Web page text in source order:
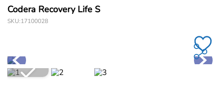
Codera Recovery Life S
SKU:17100028